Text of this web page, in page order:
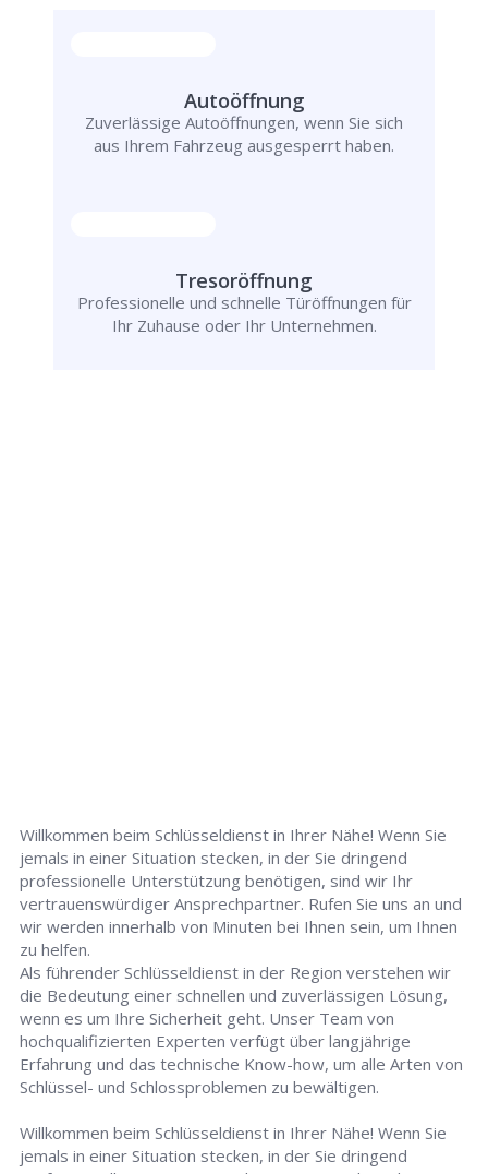
Autoöffnung
Zuverlässige Autoöffnungen, wenn Sie sich
aus Ihrem Fahrzeug ausgesperrt haben.
Tresoröffnung
Professionelle und schnelle Türöffnungen für
Ihr Zuhause oder Ihr Unternehmen.
Willkommen beim Schlüsseldienst in Ihrer Nähe! Wenn Sie
jemals in einer Situation stecken, in der Sie dringend
professionelle Unterstützung benötigen, sind wir Ihr
vertrauenswürdiger Ansprechpartner. Rufen Sie uns an und
wir werden innerhalb von Minuten bei Ihnen sein, um Ihnen
zu helfen.
Als führender Schlüsseldienst in der Region verstehen wir
die Bedeutung einer schnellen und zuverlässigen Lösung,
wenn es um Ihre Sicherheit geht. Unser Team von
hochqualifizierten Experten verfügt über langjährige
Erfahrung und das technische Know-how, um alle Arten von
Schlüssel- und Schlossproblemen zu bewältigen.
Willkommen beim Schlüsseldienst in Ihrer Nähe! Wenn Sie
jemals in einer Situation stecken, in der Sie dringend